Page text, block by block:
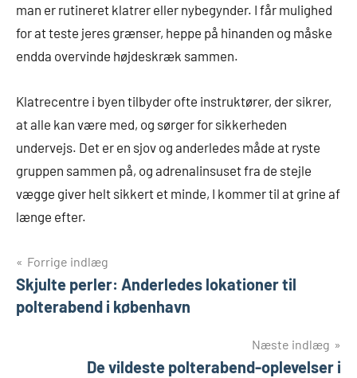
man er rutineret klatrer eller nybegynder. I får mulighed
for at teste jeres grænser, heppe på hinanden og måske
endda overvinde højdeskræk sammen.
Klatrecentre i byen tilbyder ofte instruktører, der sikrer,
at alle kan være med, og sørger for sikkerheden
undervejs. Det er en sjov og anderledes måde at ryste
gruppen sammen på, og adrenalinsuset fra de stejle
vægge giver helt sikkert et minde, I kommer til at grine af
længe efter.
Indlægsnavigation
Forrige indlæg
Skjulte perler: Anderledes lokationer til
polterabend i københavn
Næste indlæg
De vildeste polterabend-oplevelser i